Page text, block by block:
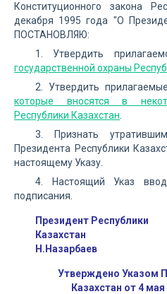
Конституционного закона
декабря 1995 года "О
ПОСТАНОВЛЯЮ:
1. Утвердить
государственной охраны
2. Утвердить
которые вносятся в
Республики Казахстан
3. Признать
Президента Республики
настоящему Указу.
4. Настоящий Указ
подписания.
Президент Республики
Казахстан
Н.Назарбаев
Утверждено Указом
Казахстан от 4